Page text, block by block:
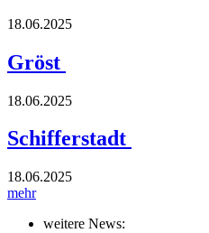
18.06.2025
Gröst
18.06.2025
Schifferstadt
18.06.2025
mehr
weitere News: